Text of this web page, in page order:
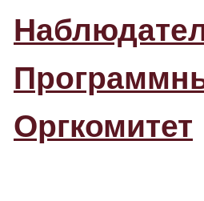
Оргкомитет